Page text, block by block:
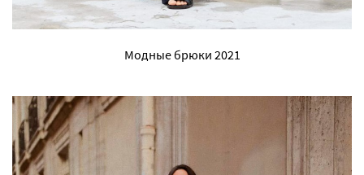
Модные брюки 2021